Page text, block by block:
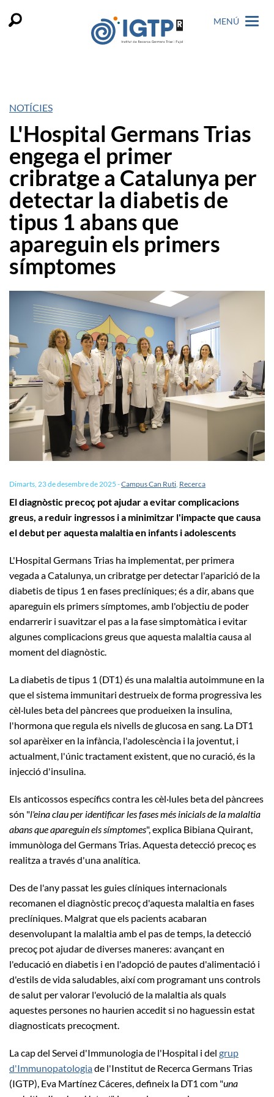
MENÚ
NOTÍCIES
L'Hospital Germans Trias
engega el primer
cribratge a Catalunya per
detectar la diabetis de
tipus 1 abans que
apareguin els primers
símptomes
Dimarts, 23 de desembre de 2025 -Campus Can Ruti, Recerca
El diagnòstic precoç pot ajudar a evitar complicacions
greus, a reduir ingressos i a minimitzar l'impacte que causa
el debut per aquesta malaltia en infants i adolescents
L'Hospital Germans Trias ha implementat, per primera
vegada a Catalunya, un cribratge per detectar l'aparició de la
diabetis de tipus 1 en fases preclíniques; és a dir, abans que
apareguin els primers símptomes, amb l'objectiu de poder
endarrerir i suavitzar el pas a la fase simptomàtica i evitar
algunes complicacions greus que aquesta malaltia causa al
moment del diagnòstic.
La diabetis de tipus 1 (DT1) és una malaltia autoimmune en la
que el sistema immunitari destrueix de forma progressiva les
cèl·lules beta del pàncrees que produeixen la insulina,
l'hormona que regula els nivells de glucosa en sang. La DT1
sol aparèixer en la infància, l'adolescència i la joventut, i
actualment, l'únic tractament existent, que no curació, és la
injecció d'insulina.
Els anticossos específics contra les cèl·lules beta del pàncrees
són "l'eina clau per identificar les fases més inicials de la malaltia
abans que apareguin els símptomes", explica Bibiana Quirant,
immunòloga del Germans Trias. Aquesta detecció precoç es
realitza a través d'una analítica.
Des de l'any passat les guies clíniques internacionals
recomanen el diagnòstic precoç d'aquesta malaltia en fases
preclíniques. Malgrat que els pacients acabaran
desenvolupant la malaltia amb el pas de temps, la detecció
precoç pot ajudar de diverses maneres: avançant en
l'educació en diabetis i en l'adopció de pautes d'alimentació i
d'estils de vida saludables, així com programant uns controls
de salut per valorar l'evolució de la malaltia als quals
aquestes persones no haurien accedit si no haguessin estat
diagnosticats precoçment.
La cap del Servei d'Immunologia de l'Hospital i del grup
d'Immunopatologiade l'Institut de Recerca Germans Trias
(IGTP), Eva Martínez Cáceres, defineix la DT1 com "una